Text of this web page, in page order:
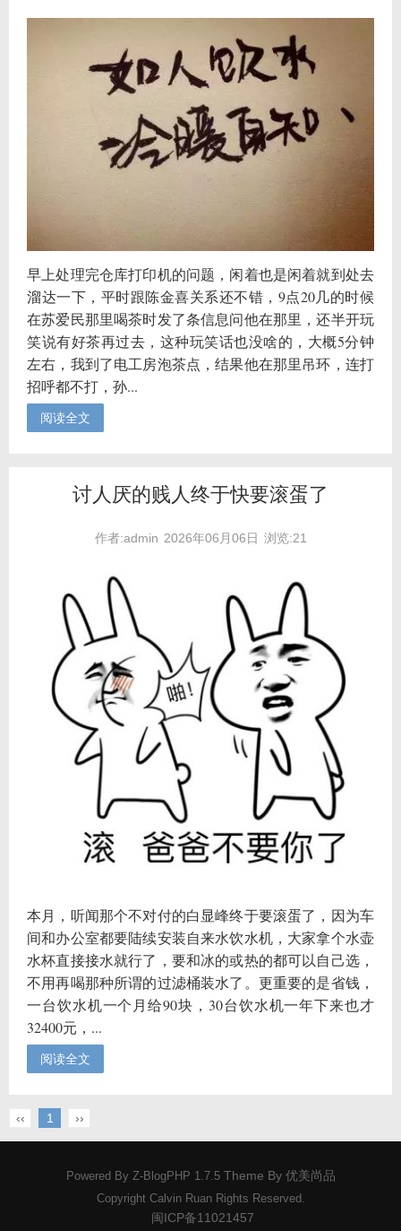
早上处理完仓库打印机的问题，闲着也是闲着就到处去
溜达一下，平时跟陈金喜关系还不错，9点20几的时候
在苏爱民那里喝茶时发了条信息问他在那里，还半开玩
笑说有好茶再过去，这种玩笑话也没啥的，大概5分钟
左右，我到了电工房泡茶点，结果他在那里吊环，连打
招呼都不打，孙...
阅读全文
讨人厌的贱人终于快要滚蛋了
作者:admin 2026年06月06日 浏览:21
本月，听闻那个不对付的白显峰终于要滚蛋了，因为车
间和办公室都要陆续安装自来水饮水机，大家拿个水壶
水杯直接接水就行了，要和冰的或热的都可以自己选，
不用再喝那种所谓的过滤桶装水了。更重要的是省钱，
一台饮水机一个月给90块，30台饮水机一年下来也才
32400元，...
阅读全文
‹‹ 1 ››
Powered By Z-BlogPHP 1.7.5Theme By 优美尚品
Copyright Calvin Ruan Rights Reserved.
闽ICP备11021457